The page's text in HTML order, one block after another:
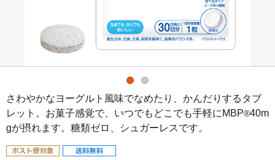
さわやかなヨーグルト風味でなめたり、かんだりするタブ
レット。お菓子感覚で、いつでもどこでも手軽にMBP®40m
gが摂れます。糖類ゼロ、シュガーレスです。